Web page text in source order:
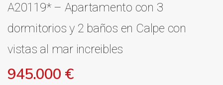
A20119* – Apartamento con 3
dormitorios y 2 baños en Calpe con
vistas al mar increibles
945.000 €